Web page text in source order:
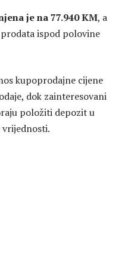
je na 77.940 KM, a
ispod polovine
kupoprodajne cijene
dok zainteresovani
položiti depozit u